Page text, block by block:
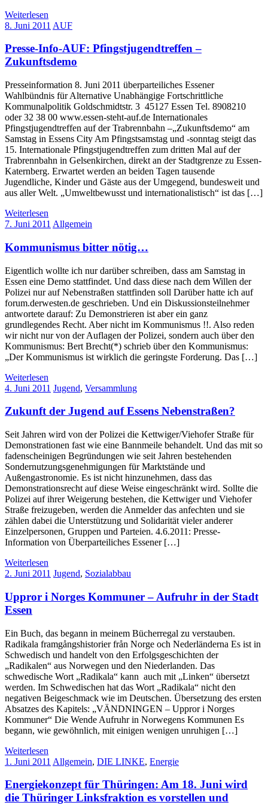
Weiterlesen
8. Juni 2011 AUF
Presse-Info-AUF: Pfingstjugendtreffen –
Zukunftsdemo
Presseinformation 8. Juni 2011 überparteiliches Essener
Wahlbündnis für Alternative Unabhängige Fortschrittliche
Kommunalpolitik Goldschmidtstr. 3 45127 Essen Tel. 8908210
oder 32 38 00 www.essen-steht-auf.de Internationales
Pfingstjugendtreffen auf der Trabrennbahn –„Zukunftsdemo“ am
Samstag in Essens City Am Pfingstsamstag und -sonntag steigt das
15. Internationale Pfingstjugendtreffen zum dritten Mal auf der
Trabrennbahn in Gelsenkirchen, direkt an der Stadtgrenze zu Essen-
Katernberg. Erwartet werden an beiden Tagen tausende
Jugendliche, Kinder und Gäste aus der Umgegend, bundesweit und
aus aller Welt. „Umweltbewusst und internationalistisch“ ist das […]
Weiterlesen
7. Juni 2011 Allgemein
Kommunismus bitter nötig…
Eigentlich wollte ich nur darüber schreiben, dass am Samstag in
Essen eine Demo stattfindet. Und dass diese nach dem Willen der
Polizei nur auf Nebenstraßen stattfinden soll Darüber hatte ich auf
forum.derwesten.de geschrieben. Und ein Diskussionsteilnehmer
antwortete darauf: Zu Demonstrieren ist aber ein ganz
grundlegendes Recht. Aber nicht im Kommunismus !!. Also reden
wir nicht nur von der Auflagen der Polizei, sondern auch über den
Kommunismus: Bert Brecht(*) schrieb über den Kommunismus:
„Der Kommunismus ist wirklich die geringste Forderung. Das […]
Weiterlesen
4. Juni 2011 Jugend, Versammlung
Zukunft der Jugend auf Essens Nebenstraßen?
Seit Jahren wird von der Polizei die Kettwiger/Viehofer Straße für
Demonstrationen fast wie eine Bannmeile behandelt. Und das mit so
fadenscheinigen Begründungen wie seit Jahren bestehenden
Sondernutzungsgenehmigungen für Marktstände und
Außengastronomie. Es ist nicht hinzunehmen, dass das
Demonstrationsrecht auf diese Weise eingeschränkt wird. Sollte die
Polizei auf ihrer Weigerung bestehen, die Kettwiger und Viehofer
Straße freizugeben, werden die Anmelder das anfechten und sie
zählen dabei die Unterstützung und Solidarität vieler anderer
Einzelpersonen, Gruppen und Parteien. 4.6.2011: Presse-
Information von Überparteiliches Essener […]
Weiterlesen
2. Juni 2011 Jugend, Sozialabbau
Uppror i Norges Kommuner – Aufruhr in der Stadt
Essen
Ein Buch, das begann in meinem Bücherregal zu verstauben.
Radikala framgångshistorier från Norge och Nederländerna Es ist in
Schwedisch und handelt von den Erfolgsgeschichten der
„Radikalen“ aus Norwegen und den Niederlanden. Das
schwedische Wort „Radikala“ kann auch mit „Linken“ übersetzt
werden. Im Schwedischen hat das Wort „Radikala“ nicht den
negativen Beigeschmack wie im Deutschen. Übersetzung des ersten
Absatzes des Kapitels: „VÄNDNINGEN – Uppror i Norges
Kommuner“ Die Wende Aufruhr in Norwegens Kommunen Es
begann, wie gewöhnlich, mit einigen wenigen unruhigen […]
Weiterlesen
1. Juni 2011 Allgemein, DIE LINKE, Energie
Energiekonzept für Thüringen: Am 18. Juni wird
die Thüringer Linksfraktion es vorstellen und